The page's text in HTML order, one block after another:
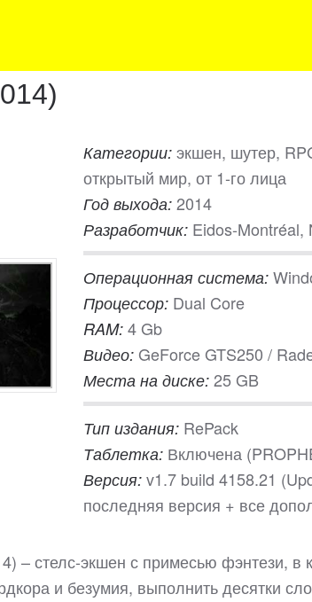
Категории: экшен, шутер,
открытый мир, от 1-го лица
Год выхода: 2014
Разработчик: Eidos-Montréal,
Операционная система:
Процессор: Dual Core
RAM: 4 Gb
Видео: GeForce GTS250 /
Места на диске: 25 GB
Тип издания: RePack
Таблетка: Включена
Версия: v1.7 build 4158.21
последняя версия + все
– стелс-экшен с примесью фэнтези, в
и безумия, выполнить десятки